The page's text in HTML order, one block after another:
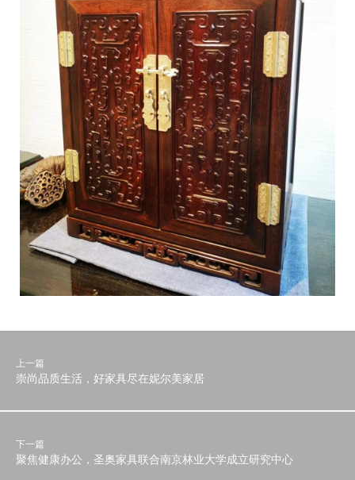
上一篇
崇尚品质生活，好家具尽在妮尔美家居
下一篇
聚焦健康办公，圣奥家具联合南京林业大学成立研究中心